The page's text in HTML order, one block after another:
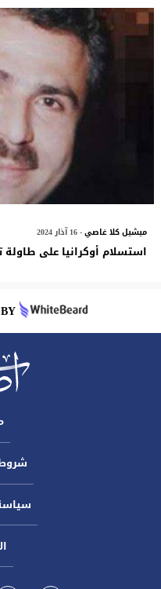
ميشيل كلا غاصي- 16 آذار 2024
استسلام أوكرانيا على طاولة